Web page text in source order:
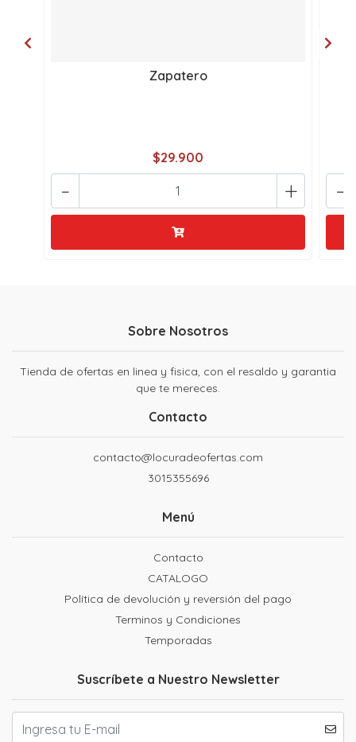
Zapatero
$29.900
+
- -
Sobre Nosotros
Tienda de ofertas en linea y fisica, con el resaldo y garantia
que te mereces.
Contacto
contacto@locuradeofertas.com
3015355696
Menú
Contacto
CATALOGO
Política de devolución y reversión del pago
Terminos y Condiciones
Temporadas
Suscríbete a Nuestro Newsletter